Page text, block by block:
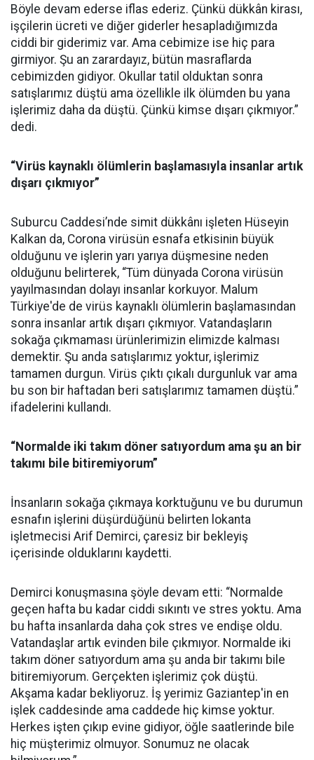
Böyle devam ederse iflas ederiz. Çünkü dükkân kirası,
işçilerin ücreti ve diğer giderler hesapladığımızda
ciddi bir giderimiz var. Ama cebimize ise hiç para
girmiyor. Şu an zarardayız, bütün masraflarda
cebimizden gidiyor. Okullar tatil olduktan sonra
satışlarımız düştü ama özellikle ilk ölümden bu yana
işlerimiz daha da düştü. Çünkü kimse dışarı çıkmıyor.”
dedi.
“Virüs kaynaklı ölümlerin başlamasıyla insanlar artık
dışarı çıkmıyor”
Suburcu Caddesi’nde simit dükkânı işleten Hüseyin
Kalkan da, Corona virüsün esnafa etkisinin büyük
olduğunu ve işlerin yarı yarıya düşmesine neden
olduğunu belirterek, “Tüm dünyada Corona virüsün
yayılmasından dolayı insanlar korkuyor. Malum
Türkiye'de de virüs kaynaklı ölümlerin başlamasından
sonra insanlar artık dışarı çıkmıyor. Vatandaşların
sokağa çıkmaması ürünlerimizin elimizde kalması
demektir. Şu anda satışlarımız yoktur, işlerimiz
tamamen durgun. Virüs çıktı çıkalı durgunluk var ama
bu son bir haftadan beri satışlarımız tamamen düştü.”
ifadelerini kullandı.
“Normalde iki takım döner satıyordum ama şu an bir
takımı bile bitiremiyorum”
İnsanların sokağa çıkmaya korktuğunu ve bu durumun
esnafın işlerini düşürdüğünü belirten lokanta
işletmecisi Arif Demirci, çaresiz bir bekleyiş
içerisinde olduklarını kaydetti.
Demirci konuşmasına şöyle devam etti: “Normalde
geçen hafta bu kadar ciddi sıkıntı ve stres yoktu. Ama
bu hafta insanlarda daha çok stres ve endişe oldu.
Vatandaşlar artık evinden bile çıkmıyor. Normalde iki
takım döner satıyordum ama şu anda bir takımı bile
bitiremiyorum. Gerçekten işlerimiz çok düştü.
Akşama kadar bekliyoruz. İş yerimiz Gaziantep'in en
işlek caddesinde ama caddede hiç kimse yoktur.
Herkes işten çıkıp evine gidiyor, öğle saatlerinde bile
hiç müşterimiz olmuyor. Sonumuz ne olacak